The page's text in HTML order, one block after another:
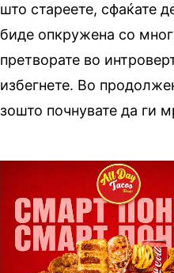
што стареете, сфаќате
биде опкружена со
претворате во
избегнете. Во
зошто почнувате да ги